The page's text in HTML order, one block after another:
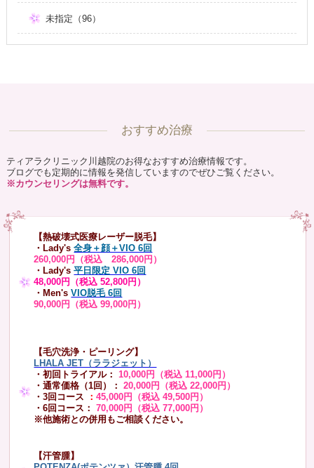
未指定（96）
おすすめ治療
ティアラクリニック川越院のお得なおすすめ治療情報です。
ブログでも定期的に情報を発信していますのでぜひご覧ください。
※カウンセリングは無料です。
【熱破壊式医療レーザー脱毛】
・Lady's 全身＋顔＋VIO 6回
260,000円（税込 286,000円）
・Lady's平日限定 VIO 6回
48,000円（税込 52,800円）
・Men's VIO脱毛 6回
90,000円（税込 99,000円）
【毛穴洗浄・ピーリング】
LHALA JET（ララジェット）
・初回トライアル：10,000円（税込 11,000円）
・通常価格（1回）：
20,000円（税込 22,000円）
・3回コース ：45,000円（税込 49,500円）
・6回コース：
70,000円（税込 77,000円）
※他施術との併用もご相談ください。
【汗管腫】